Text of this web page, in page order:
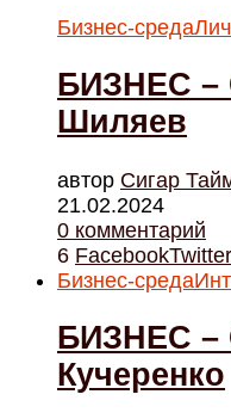
Бизнес-среда
БИЗНЕС –
Шиляев
автор Cигар
21.02.2024
0 комментарий
6 FacebookTwitter
Бизнес-среда
БИЗНЕС –
Кучеренко